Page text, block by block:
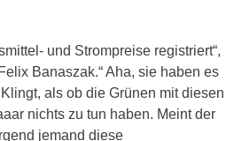
und Strompreise registriert“,
Banaszak.“ Aha, sie haben es
als ob die Grünen mit diesen
nichts zu tun haben. Meint der
jemand diese